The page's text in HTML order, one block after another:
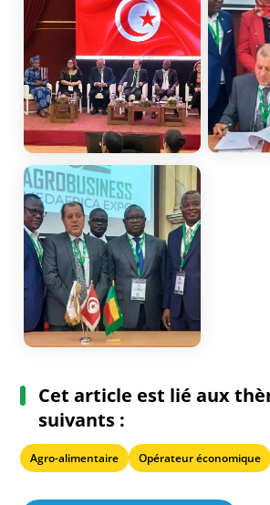
Cet article est lié aux
suivants :
Agro-alimentaire Opérateur économique